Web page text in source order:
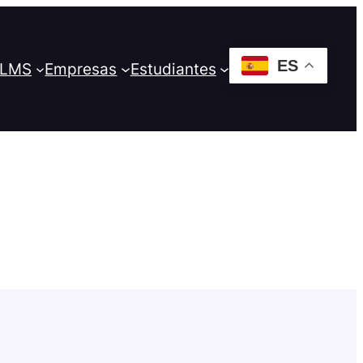
Empresas Estudiantes ES